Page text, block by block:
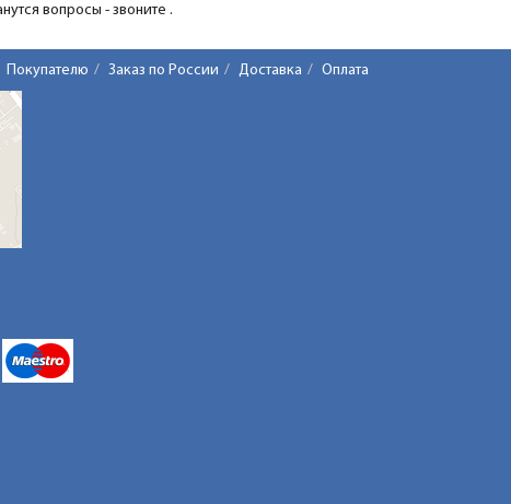
вопросы - звоните .
Покупателю Заказ по России Доставка Оплата